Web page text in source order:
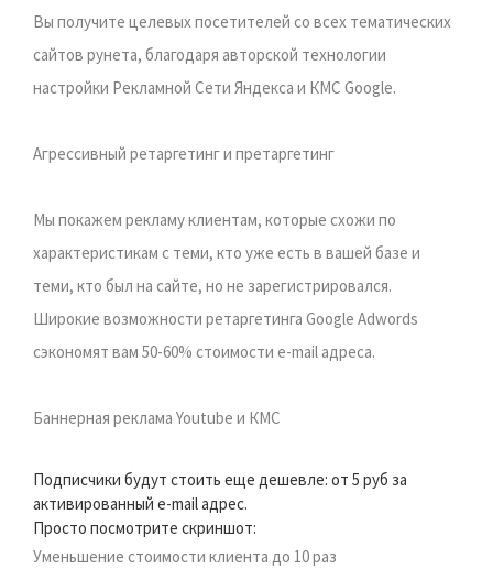
Вы получите целевых посетителей со всех тематических
сайтов рунета, благодаря авторской технологии
настройки Рекламной Сети Яндекса и КМС Google.
Агрессивный ретаргетинг и претаргетинг
Мы покажем рекламу клиентам, которые схожи по
характеристикам с теми, кто уже есть в вашей базе и
теми, кто был на сайте, но не зарегистрировался.
Широкие возможности ретаргетинга Google Adwords
сэкономят вам 50-60% стоимости e-mail адреса.
Баннерная реклама Youtube и КМС
Подписчики будут стоить еще дешевле: от 5 руб за
активированный e-mail адрес.
Просто посмотрите скриншот:
Уменьшение стоимости клиента до 10 раз